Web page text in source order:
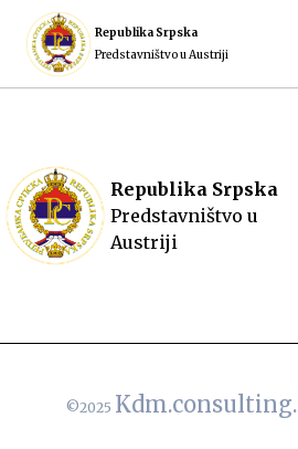
Republika Srpska
Predstavništvo u Austriji
Republika Srpska
Predstavništvo u
Austriji
©2025 Kdm.consulting.